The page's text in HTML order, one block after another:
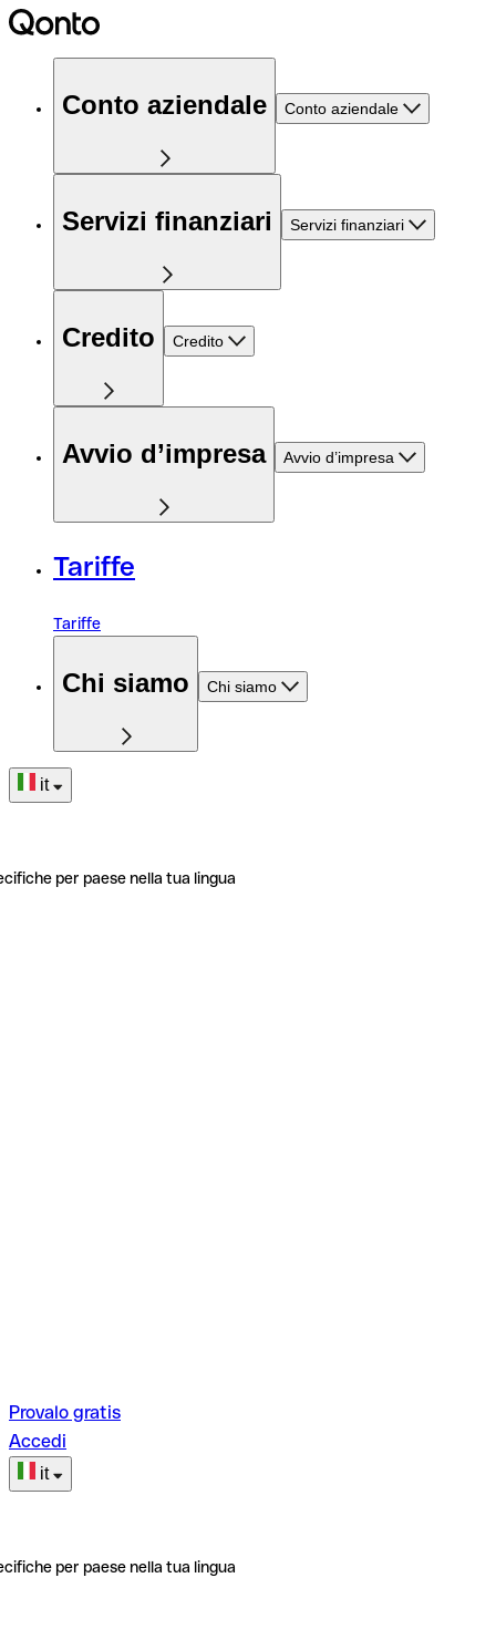
Conto aziendale Conto aziendale
Servizi finanziari Servizi finanziari
Credito Credito
Avvio d’impresa Avvio d’impresa
Tariffe
Tariffe
Chi siamo Chi siamo
it
per paese nella tua lingua
Provalo gratis
Accedi
it
per paese nella tua lingua